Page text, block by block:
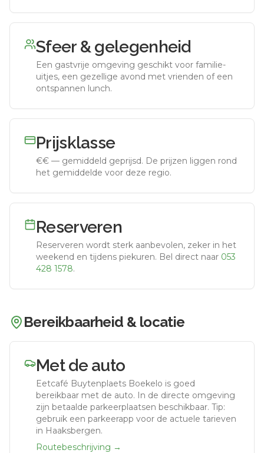
Sfeer & gelegenheid
Een gastvrije omgeving geschikt voor familie-
uitjes, een gezellige avond met vrienden of een
ontspannen lunch.
Prijsklasse
€€ — gemiddeld geprijsd. De prijzen liggen rond
het gemiddelde voor deze regio.
Reserveren
Reserveren wordt sterk aanbevolen, zeker in het
weekend en tijdens piekuren. Bel direct naar 053
428 1578.
Bereikbaarheid & locatie
Met de auto
Eetcafé Buytenplaets Boekelo is goed
bereikbaar met de auto. In de directe omgeving
zijn betaalde parkeerplaatsen beschikbaar. Tip:
gebruik een parkeerapp voor de actuele tarieven
in Haaksbergen.
Routebeschrijving →